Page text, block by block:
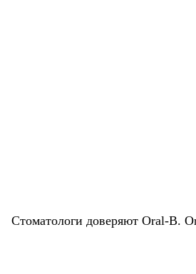
Стоматологи доверяют Oral-B.